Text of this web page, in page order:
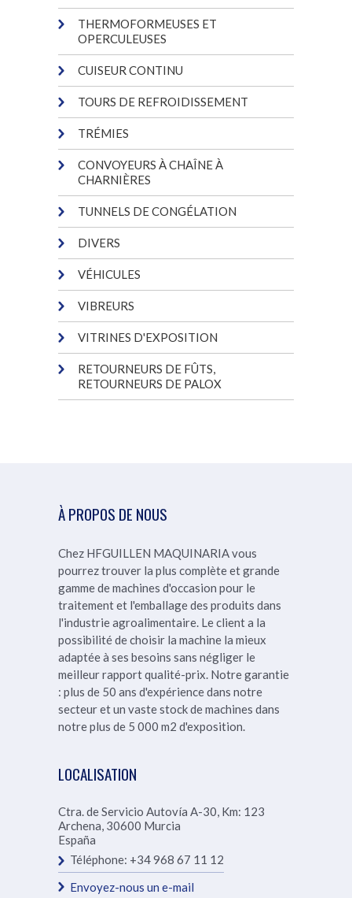
THERMOFORMEUSES ET
OPERCULEUSES
CUISEUR CONTINU
TOURS DE REFROIDISSEMENT
TRÉMIES
CONVOYEURS À CHAÎNE À
CHARNIÈRES
TUNNELS DE CONGÉLATION
DIVERS
VÉHICULES
VIBREURS
VITRINES D'EXPOSITION
RETOURNEURS DE FÛTS,
RETOURNEURS DE PALOX
À PROPOS DE NOUS
Chez HFGUILLEN MAQUINARIA vous
pourrez trouver la plus complète et grande
gamme de machines d'occasion pour le
traitement et l'emballage des produits dans
l'industrie agroalimentaire. Le client a la
possibilité de choisir la machine la mieux
adaptée à ses besoins sans négliger le
meilleur rapport qualité-prix. Notre garantie
: plus de 50 ans d'expérience dans notre
secteur et un vaste stock de machines dans
notreplus de 5 000 m2 d'exposition.
LOCALISATION
Ctra. de Servicio Autovía A-30, Km: 123
Archena, 30600 Murcia
España
Téléphone: +34 968 67 11 12
Envoyez-nous un e-mail